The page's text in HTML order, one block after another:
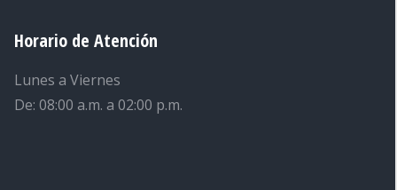
Horario de Atención
Lunes a Viernes
De: 08:00 a.m. a 02:00 p.m.